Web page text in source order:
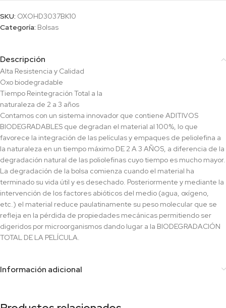
SKU: OXOHD3037BK10
Categoría: Bolsas
Descripción
Alta Resistencia y Calidad
Oxo biodegradable
Tiempo Reintegración Total a la
naturaleza de 2 a 3 años
Contamos con un sistema innovador que contiene ADITIVOS
BIODEGRADABLES que degradan el material al 100%, lo que
favorece la integración de las películas y empaques de peliolefina a
la naturaleza en un tiempo máximo DE 2 A 3 AÑOS, a diferencia de la
degradación natural de las poliolefinas cuyo tiempo es mucho mayor.
La degradación de la bolsa comienza cuando el material ha
terminado su vida útil y es desechado. Posteriormente y mediante la
intervención de los factores abióticos del medio (agua, oxígeno,
etc.) el material reduce paulatinamente su peso molecular que se
refleja en la pérdida de propiedades mecánicas permitiendo ser
digeridos por microorganismos dando lugar a la BIODEGRADACIÓN
TOTAL DE LA PELÍCULA.
Información adicional